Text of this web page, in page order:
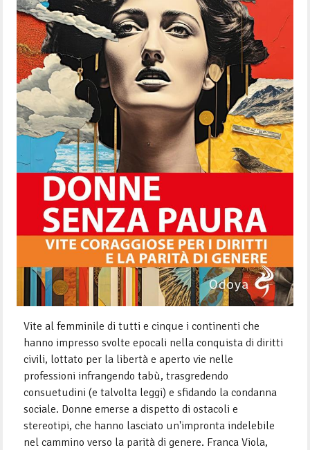
Vite al femminile di tutti e cinque i continenti che
hanno impresso svolte epocali nella conquista di diritti
civili, lottato per la libertà e aperto vie nelle
professioni infrangendo tabù, trasgredendo
consuetudini (e talvolta leggi) e sfidando la condanna
sociale. Donne emerse a dispetto di ostacoli e
stereotipi, che hanno lasciato un'impronta indelebile
nel cammino verso la parità di genere. Franca Viola,